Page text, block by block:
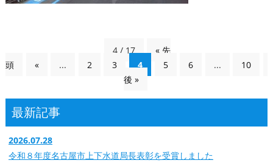
4 / 17
« 先
頭
« ... 2 3 4 5 6 ... 10
後 »
最新記事
2026.07.28
令和８年度名古屋市上下水道局長表彰を受賞しました